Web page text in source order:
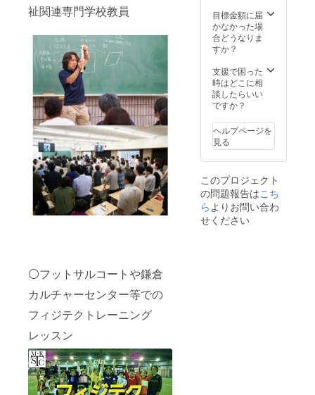
祉関連専門学校教員
⚪フットサルコートや鎌倉
カルチャーセンター等での
フィジテクトレーニング
レッスン
めるよ
う対応
させて
問題、
および
それに
（直接
的、間
接的を
問いま
せん）
につき
も、主
催者側
では一
切の責
任を負
いかね
ますこ
ティス
が初め
ての
しっか
り身に
つけた
い方。
日
19:00～
20:00
(60分)
級～上
級 * 体
幹強化
と全身
の調
→https:
//physit
倉カル
チャー
セン
ター
//kamak
uracult
ure.co
m/page
車場は
ありま
せん。
お車で
お越し
ます。
ヒュー
マンコ
ンディ
ングオ
ンライ
ンレッ
スンと
ダーメ
イドイ
ンソー
ルを組
せるこ
とも可
能で
す。 ＊
このリ
目標金額に届
かなかった場
合どうなりま
すか？
支援で困った
時はどこに相
談したらいい
ですか？
ヘルプページを
見る
このプロジェクト
の問題報告はこち
ら よりお問い合わ
せください